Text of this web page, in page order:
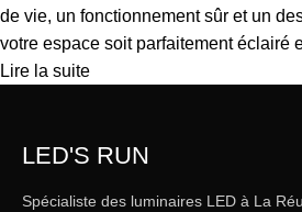
de vie, un fonctionnement sûr et un
votre espace soit parfaitement éclairé
Lire la suite
LED'S RUN
Spécialiste des luminaires LED à La